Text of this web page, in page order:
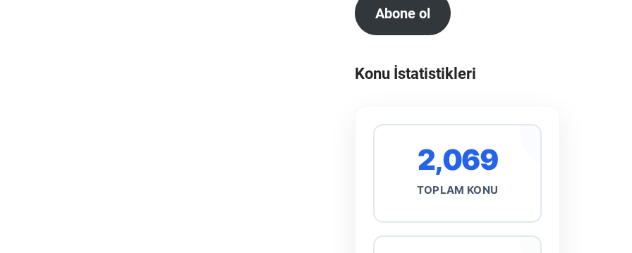
Abone ol
Konu İstatistikleri
2,069
TOPLAM KONU